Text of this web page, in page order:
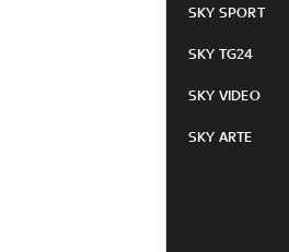
SKY SPORT
SKY TG24
SKY VIDEO
SKY ARTE